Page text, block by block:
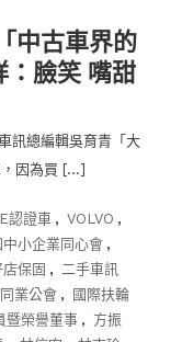
中古車界的
：臉笑 嘴甜
訊總編輯吳育青「大
，因為買 […]
認證車 , VOLVO ,
中小企業同心會 ,
保固 , 二手車訊
業公會 ,
國際扶輪
暨榮譽董事 , 方振